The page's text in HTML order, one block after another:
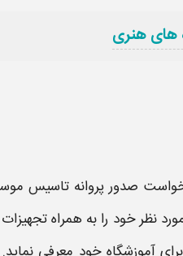
های هنری
صدور پروانه تاسیس
نظر خود را به همراه